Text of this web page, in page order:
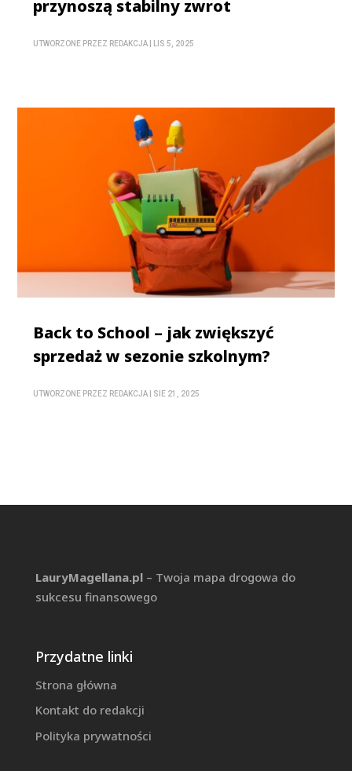
przynoszą stabilny zwrot
UTWORZONE PRZEZ REDAKCJA LIS 5, 2025
Back to School – jak zwiększyć
sprzedaż w sezonie szkolnym?
UTWORZONE PRZEZ REDAKCJA SIE 21, 2025
LauryMagellana.pl– Twoja mapa drogowa do
sukcesu finansowego
Przydatne linki
Strona główna
Kontakt do redakcji
Polityka prywatności